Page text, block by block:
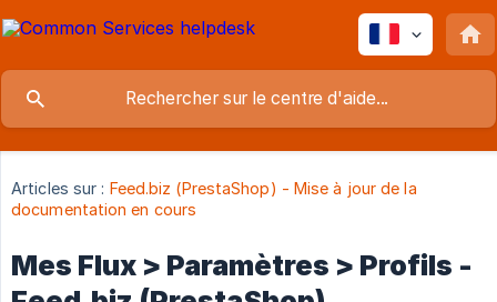
Articles sur : Feed.biz (PrestaShop) - Mise à jour de la
documentation en cours
Mes Flux > Paramètres > Profils -